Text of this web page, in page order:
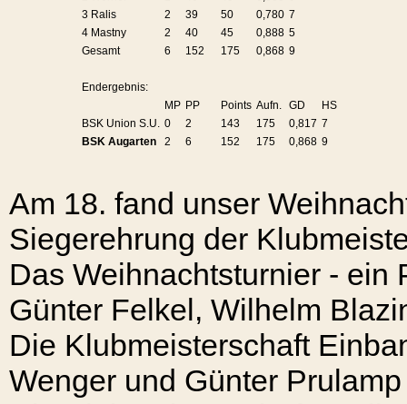
3 Ralis
2 39 50 0,780 7
4 Mastny
2 40 45 0,888 5
Gesamt
6 152 175 0,868 9
Endergebnis:
MP PP Points Aufn. GD
HS
BSK Union S.U. 0 2 143 175 0,817 7
BSK Augarten
2 6 152 175 0,868 9
Am 18. fand unser
Siegerehrung der
Das Weihnachtsturnier - ein
Günter Felkel, Wilhelm
Die Klubmeisterschaft
Wenger und Günter